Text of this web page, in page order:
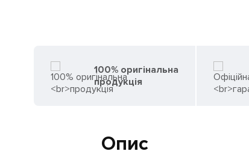
100% оригінальна
продукція
Опис